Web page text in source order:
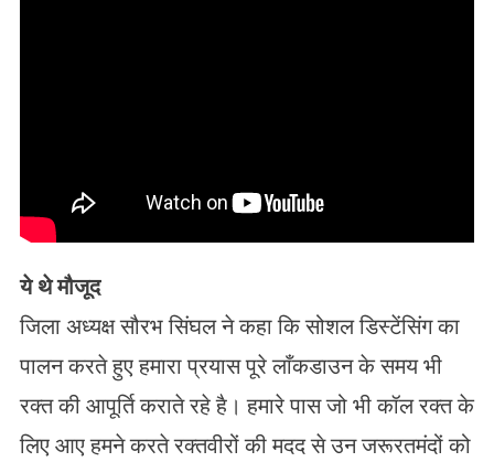
ये थे मौजूद
जिला अध्यक्ष सौरभ सिंघल ने कहा कि सोशल डिस्टेंसिंग का
पालन करते हुए हमारा प्रयास पूरे लाँकडाउन के समय भी
रक्त की आपूर्ति कराते रहे है। हमारे पास जो भी कॉल रक्त के
लिए आए हमने करते रक्तवीरों की मदद से उन जरूरतमंदों को